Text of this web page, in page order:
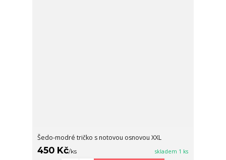
Šedo-modré tričko s notovou osnovou XXL
450 Kč/ks skladem 1 ks